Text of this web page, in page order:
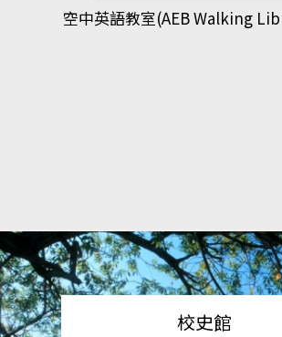
網管人(kono平台)
校史館